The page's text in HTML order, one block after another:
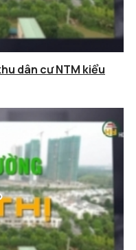
dân cư NTM kiểu